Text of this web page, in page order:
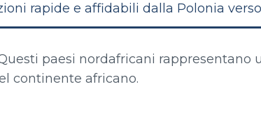
rapide e affidabili dalla Polonia
paesi nordafricani
continente africano.